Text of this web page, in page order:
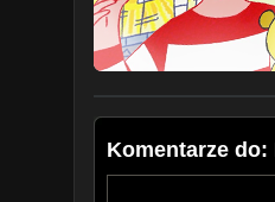
Komentarze do: